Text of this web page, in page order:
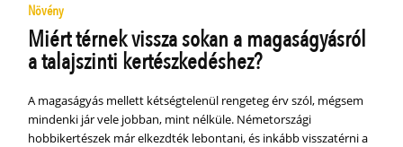
Növény
Miért térnek vissza sokan a magaságyásról
a talajszinti kertészkedéshez?
A magaságyás mellett kétségtelenül rengeteg érv szól, mégsem
mindenki jár vele jobban, mint nélküle. Németországi
hobbikertészek már elkezdték lebontani, és inkább visszatérni a